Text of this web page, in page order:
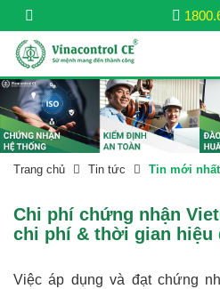
Trang chủ Tin tức Tin mới nhất
Chi phí chứng nhận
chi phí & thời gian hiệu
Việc áp dụng và đạt chứng